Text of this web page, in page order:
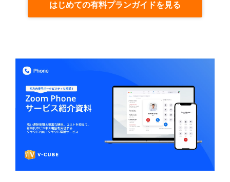
はじめての有料プランガイドを見る